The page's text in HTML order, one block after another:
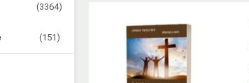
(3364)
(151)